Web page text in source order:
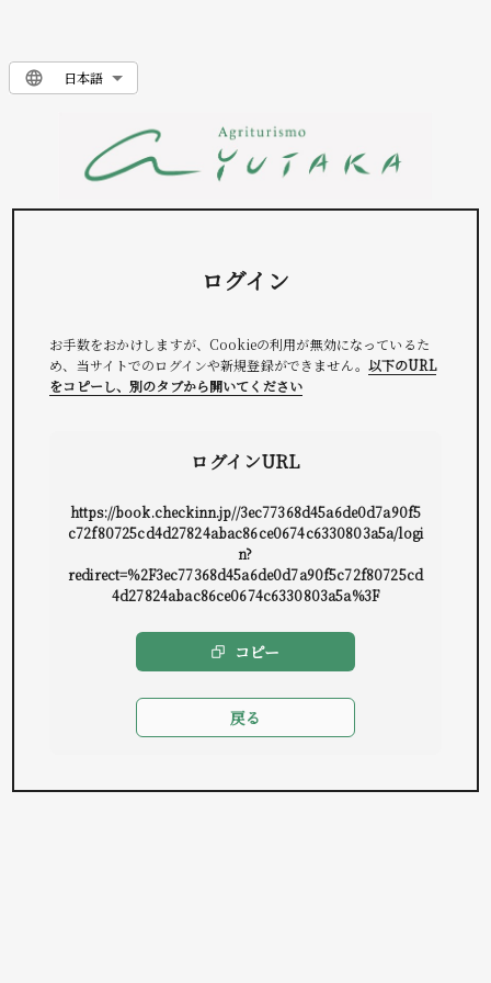
日本語
ログイン
お手数をおかけしますが、Cookieの利用が無効になっているた
め、当サイトでのログインや新規登録ができません。 以下のURL
をコピーし、別のタブから開いてください
ログインURL
https://book.checkinn.jp//3ec77368d45a6de0d7a90f5
c72f80725cd4d27824abac86ce0674c6330803a5a/logi
n?
redirect=%2F3ec77368d45a6de0d7a90f5c72f80725cd
4d27824abac86ce0674c6330803a5a%3F
コピー
戻る